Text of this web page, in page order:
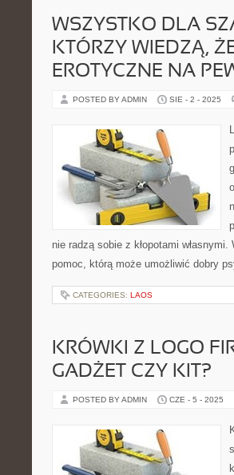
WSZYSTKO DLA
KTÓRZY WIEDZĄ,
EROTYCZNE NA
POSTED BY ADMIN SIE - 2 - 2025
nie radzą sobie z kłopotami
pomoc, którą może umożliwić dobry
CATEGORIES: LAOS
KRÓWKI Z LOGO
GADŻET CZY KIT?
POSTED BY ADMIN CZE - 5 - 2025